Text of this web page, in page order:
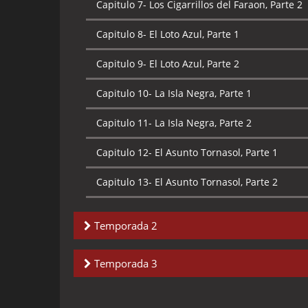
Capitulo 7- Los Cigarrillos del Faraon, Parte 2
Capitulo 8- El Loto Azul, Parte 1
Capitulo 9- El Loto Azul, Parte 2
Capitulo 10- La Isla Negra, Parte 1
Capitulo 11- La Isla Negra, Parte 2
Capitulo 12- El Asunto Tornasol, Parte 1
Capitulo 13- El Asunto Tornasol, Parte 2
Temporada 2
Capitulo 1-
Temporada 3